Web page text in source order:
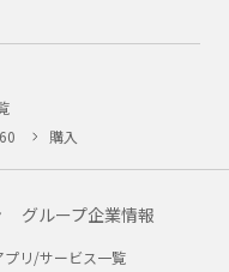
購入
グループ企業情報
プリ/サービス一覧